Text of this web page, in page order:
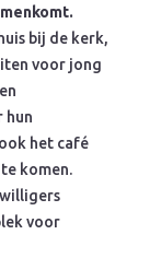
bij de kerk,
voor jong
hun
het café
komen.
voor